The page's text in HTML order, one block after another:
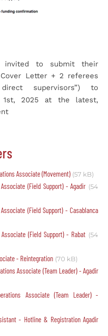
invited to submit their
Letter + 2 referees
supervisors”) to
st, 2025 at the latest,
Associate (Movement) (57 kB)
(Field Support) - Agadir (54
(Field Support) - Casablanca
(Field Support) - Rabat (54
- Reintegration (70 kB)
Associate (Team Leader) - Agadir
Associate (Team Leader) -
- Hotline & Registration Agadir